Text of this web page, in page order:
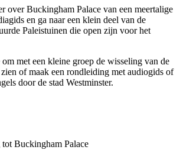
over Buckingham Palace van een meertalige
en ga naar een klein deel van de
Paleistuinen die open zijn voor het
met een kleine groep de wisseling van de
of maak een rondleiding met audiogids of
door de stad Westminster.
tot Buckingham Palace